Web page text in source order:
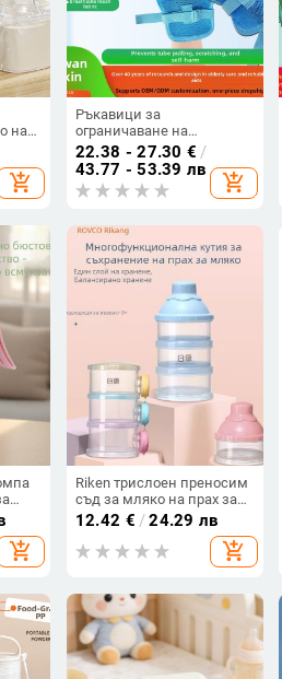
на
с
add_shopping_cart
Ръкавици за
ограничаване на
движенията при лежащи
възрастни, анти
драскане, анти
самонараняване, анти
фиксиращ пояс за
китката (Унисекс; На
склад; Марка: Друга;
Пролет 2025; Без
22.38 - 27.30 € /
43.77 - 53.39 лв
add_shopping_cart
PP
add_shopping_cart
Riken трислоен преносим
съд за мляко на прах за
бебета, запечатан
контейнер за пътуване,
подходящ за възраст 0–3
12.42 € /24.29 лв
add_shopping_cart